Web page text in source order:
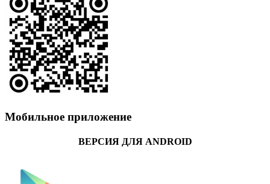
Мобильное приложение
ВЕРСИЯ ДЛЯ ANDROID